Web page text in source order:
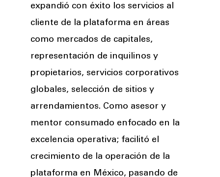
expandió con éxito los servicios al
cliente de la plataforma en áreas
como mercados de capitales,
representación de inquilinos y
propietarios, servicios corporativos
globales, selección de sitios y
arrendamientos. Como asesor y
mentor consumado enfocado en la
excelencia operativa; facilitó el
crecimiento de la operación de la
plataforma en México, pasando de